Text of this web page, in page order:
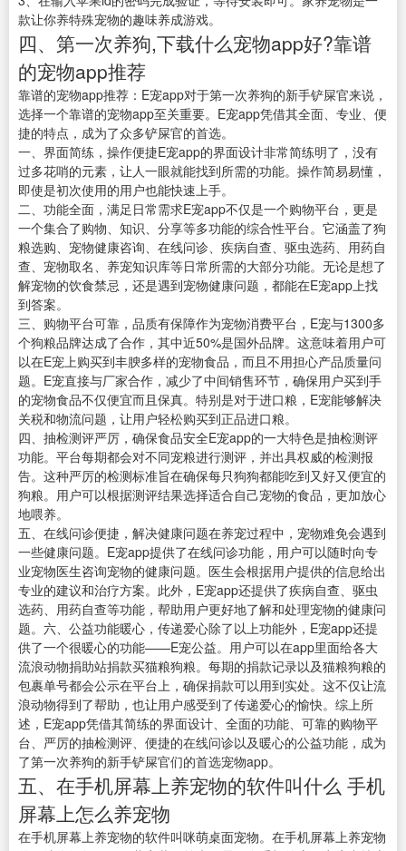
款让你养特殊宠物的趣味养成游戏。
四、第一次养狗,下载什么宠物app好?靠谱
的宠物app推荐
靠谱的宠物app推荐：E宠app对于第一次养狗的新手铲屎官来说，
选择一个靠谱的宠物app至关重要。E宠app凭借其全面、专业、便
捷的特点，成为了众多铲屎官的首选。
一、界面简练，操作便捷E宠app的界面设计非常简练明了，没有
过多花哨的元素，让人一眼就能找到所需的功能。操作简易易懂，
即使是初次使用的用户也能快速上手。
二、功能全面，满足日常需求E宠app不仅是一个购物平台，更是
一个集合了购物、知识、分享等多功能的综合性平台。它涵盖了狗
粮选购、宠物健康咨询、在线问诊、疾病自查、驱虫选药、用药自
查、宠物取名、养宠知识库等日常所需的大部分功能。无论是想了
解宠物的饮食禁忌，还是遇到宠物健康问题，都能在E宠app上找
到答案。
三、购物平台可靠，品质有保障作为宠物消费平台，E宠与1300多
个狗粮品牌达成了合作，其中近50%是国外品牌。这意味着用户可
以在E宠上购买到丰腴多样的宠物食品，而且不用担心产品质量问
题。E宠直接与厂家合作，减少了中间销售环节，确保用户买到手
的宠物食品不仅便宜而且保真。特别是对于进口粮，E宠能够解决
关税和物流问题，让用户轻松购买到正品进口粮。
四、抽检测评严厉，确保食品安全E宠app的一大特色是抽检测评
功能。平台每期都会对不同宠粮进行测评，并出具权威的检测报
告。这种严厉的检测标准旨在确保每只狗狗都能吃到又好又便宜的
狗粮。用户可以根据测评结果选择适合自己宠物的食品，更加放心
地喂养。
五、在线问诊便捷，解决健康问题在养宠过程中，宠物难免会遇到
一些健康问题。E宠app提供了在线问诊功能，用户可以随时向专
业宠物医生咨询宠物的健康问题。医生会根据用户提供的信息给出
专业的建议和治疗方案。此外，E宠app还提供了疾病自查、驱虫
选药、用药自查等功能，帮助用户更好地了解和处理宠物的健康问
题。六、公益功能暖心，传递爱心除了以上功能外，E宠app还提
供了一个很暖心的功能——E宠公益。用户可以在app里面给各大
流浪动物捐助站捐款买猫粮狗粮。每期的捐款记录以及猫粮狗粮的
包裹单号都会公示在平台上，确保捐款可以用到实处。这不仅让流
浪动物得到了帮助，也让用户感受到了传递爱心的愉快。综上所
述，E宠app凭借其简练的界面设计、全面的功能、可靠的购物平
台、严厉的抽检测评、便捷的在线问诊以及暖心的公益功能，成为
了第一次养狗的新手铲屎官们的首选宠物app。
五、在手机屏幕上养宠物的软件叫什么 手机
屏幕上怎么养宠物
在手机屏幕上养宠物的软件叫咪萌桌面宠物。在手机屏幕上养宠物